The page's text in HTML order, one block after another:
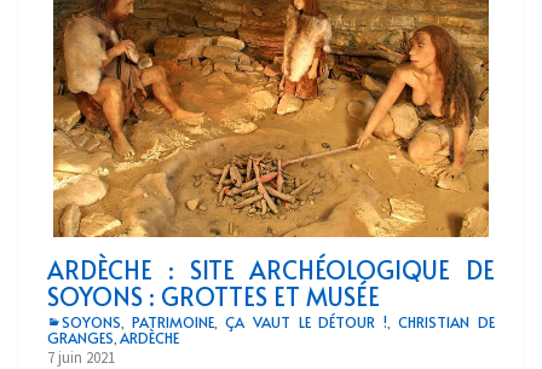
ARDÈCHE : SITE ARCHÉOLOGIQUE DE
SOYONS : GROTTES ET MUSÉE
SOYONS, PATRIMOINE, ÇA VAUT LE DÉTOUR !,CHRISTIAN DE
GRANGES, ARDÈCHE
7 juin 2021